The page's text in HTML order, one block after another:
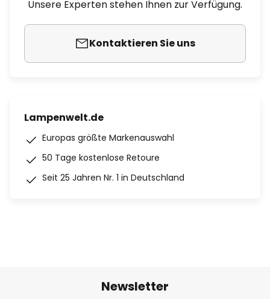
Unsere Experten stehen Ihnen zur Verfügung.
Kontaktieren Sie uns
Lampenwelt.de
Europas größte Markenauswahl
50 Tage kostenlose Retoure
Seit 25 Jahren Nr. 1 in Deutschland
Newsletter